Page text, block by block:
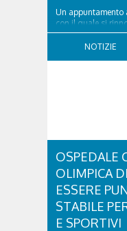
Un appuntamento
con il quale si
collaudata, quella
Festival.NOTIZIE
OSPEDALE
OLIMPICA
ESSERE
STABILE
E SPORTIVI